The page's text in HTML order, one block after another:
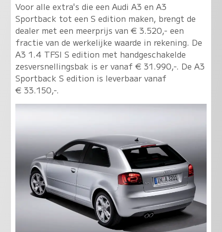
Voor alle extra's die een Audi A3 en A3
Sportback tot een S edition maken, brengt de
dealer met een meerprijs van € 3.520,- een
fractie van de werkelijke waarde in rekening. De
A3 1.4 TFSI S edition met handgeschakelde
zesversnellingsbak is er vanaf € 31.990,-. De A3
Sportback S edition is leverbaar vanaf
€ 33.150,-.